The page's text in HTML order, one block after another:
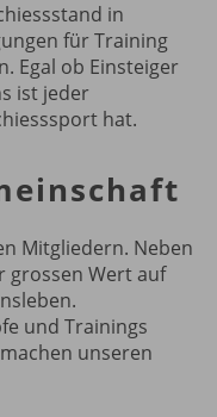
in
für Training
Egal ob Einsteiger
ist jeder
hat.
Mitgliedern. Neben
grossen Wert auf
und Trainings
unseren